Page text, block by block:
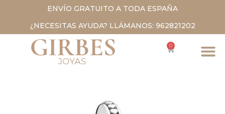
ENVÍO GRATUITO A TODA ESPAÑA
¿NECESITAS AYUDA? LLÁMANOS: 962821202
0